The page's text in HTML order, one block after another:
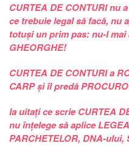
CURTEA DE CONTURI nu
ce trebuie legal să facă, nu
totuși un prim pas: nu-l
GHEORGHE!
CURTEA DE CONTURI a
CARP și îl predă
Ia uitați ce scrie CURTEA
nu înțelege să aplice
PARCHETELOR, DNA-